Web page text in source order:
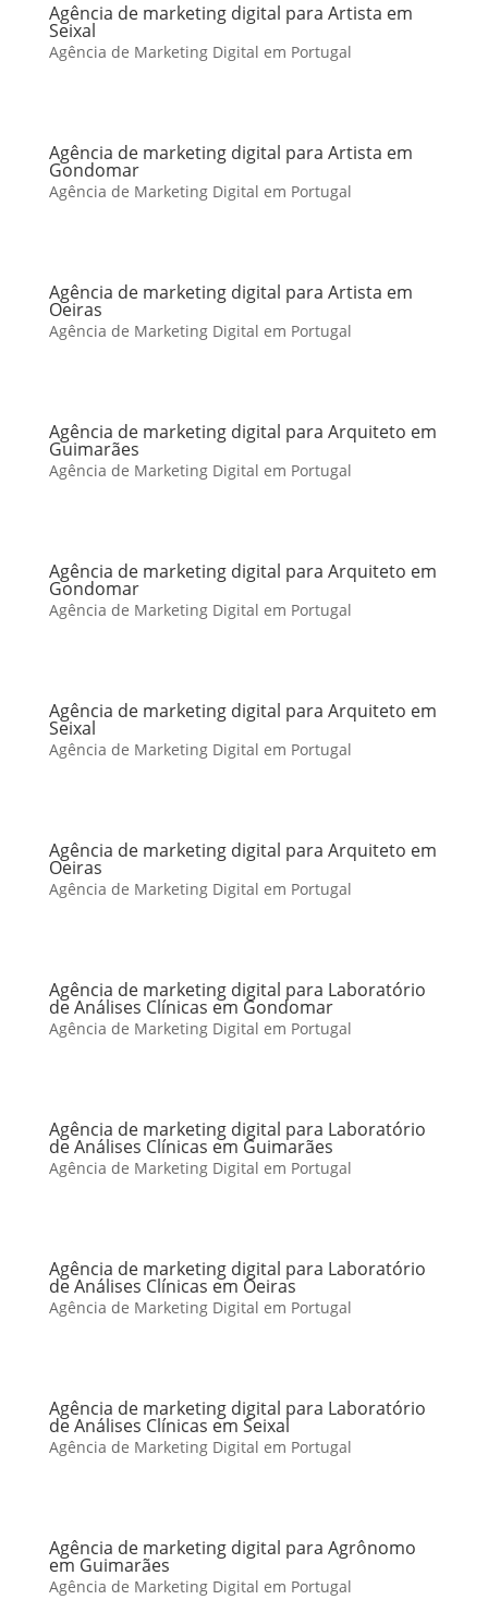
Agência de marketing digital para Artista em
Seixal
Agência de Marketing Digital em Portugal
Agência de marketing digital para Artista em
Gondomar
Agência de Marketing Digital em Portugal
Agência de marketing digital para Artista em
Oeiras
Agência de Marketing Digital em Portugal
Agência de marketing digital para Arquiteto em
Guimarães
Agência de Marketing Digital em Portugal
Agência de marketing digital para Arquiteto em
Gondomar
Agência de Marketing Digital em Portugal
Agência de marketing digital para Arquiteto em
Seixal
Agência de Marketing Digital em Portugal
Agência de marketing digital para Arquiteto em
Oeiras
Agência de Marketing Digital em Portugal
Agência de marketing digital para Laboratório
de Análises Clínicas em Gondomar
Agência de Marketing Digital em Portugal
Agência de marketing digital para Laboratório
de Análises Clínicas em Guimarães
Agência de Marketing Digital em Portugal
Agência de marketing digital para Laboratório
de Análises Clínicas em Oeiras
Agência de Marketing Digital em Portugal
Agência de marketing digital para Laboratório
de Análises Clínicas em Seixal
Agência de Marketing Digital em Portugal
Agência de marketing digital para Agrônomo
em Guimarães
Agência de Marketing Digital em Portugal